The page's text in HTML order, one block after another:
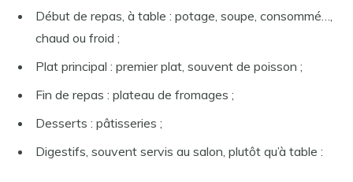
Début de repas, à table : potage, soupe, consommé…,
chaud ou froid ;
Plat principal : premier plat, souvent de poisson ;
Fin de repas : plateau de fromages ;
Desserts : pâtisseries ;
Digestifs, souvent servis au salon, plutôt qu’à table :